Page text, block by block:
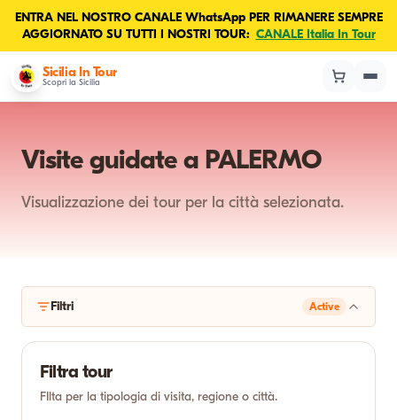
ENTRA NEL NOSTRO CANALE WhatsApp PER RIMANERE SEMPRE
AGGIORNATO SU TUTTI I NOSTRI TOUR: CANALE Italia In Tour
Sicilia In Tour
Scopri la Sicilia
Visite guidate a PALERMO
Visualizzazione dei tour per la città selezionata.
Filtri Active
Filtra tour
FIlta per la tipologia di visita, regione o città.